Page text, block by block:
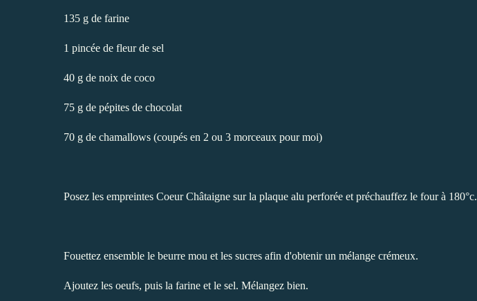
135 g de farine
1 pincée de fleur de sel
40 g de noix de coco
75 g de pépites de chocolat
70 g de chamallows (coupés en 2 ou 3 morceaux pour moi)
Posez les empreintes Coeur Châtaigne sur la plaque alu perforée et préchauffez le four à 180°c.
Fouettez ensemble le beurre mou et les sucres afin d'obtenir un mélange crémeux.
Ajoutez les oeufs, puis la farine et le sel. Mélangez bien.